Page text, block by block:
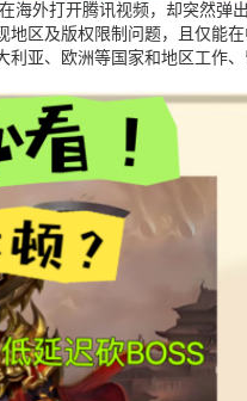
外打开腾讯视频，却突然
区及版权限制问题，且仅
亚、欧洲等国家和地区工作